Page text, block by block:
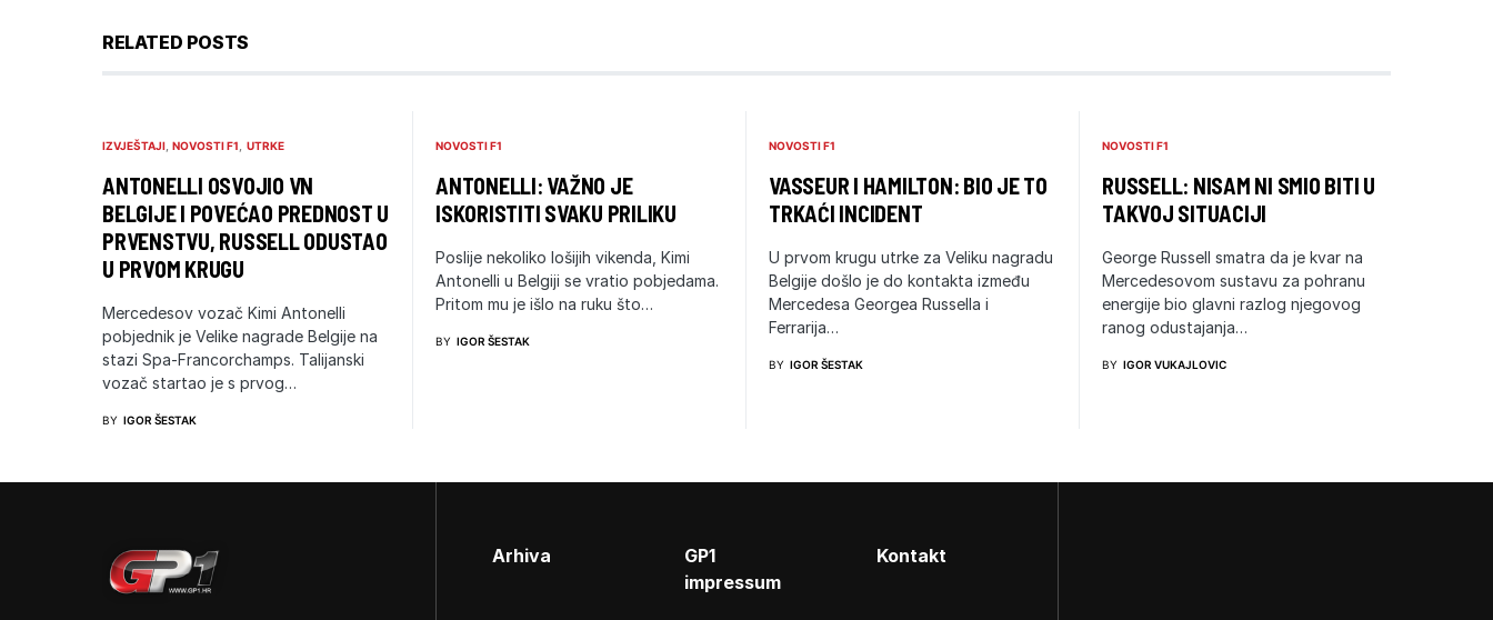
RELATED POSTS
IZVJEŠTAJI NOVOSTI F1 UTRKE
ANTONELLI OSVOJIO VN
BELGIJE I POVEĆAO PREDNOST U
PRVENSTVU, RUSSELL ODUSTAO
U PRVOM KRUGU
Mercedesov vozač Kimi Antonelli
pobjednik je Velike nagrade Belgije na
stazi Spa-Francorchamps. Talijanski
vozač startao je s prvog…
BY IGOR ŠESTAK
NOVOSTI F1
ANTONELLI: VAŽNO JE
ISKORISTITI SVAKU PRILIKU
Poslije nekoliko lošijih vikenda, Kimi
Antonelli u Belgiji se vratio pobjedama.
Pritom mu je išlo na ruku što…
BY IGOR ŠESTAK
NOVOSTI F1
VASSEUR I HAMILTON: BIO JE TO
TRKAĆI INCIDENT
U prvom krugu utrke za Veliku nagradu
Belgije došlo je do kontakta između
Mercedesa Georgea Russella i
Ferrarija…
BY IGOR ŠESTAK
NOVOSTI F1
RUSSELL: NISAM NI SMIO BITI U
TAKVOJ SITUACIJI
George Russell smatra da je kvar na
Mercedesovom sustavu za pohranu
energije bio glavni razlog njegovog
ranog odustajanja…
BY IGOR VUKAJLOVIC
Arhiva
GP1
impressum
Kontakt